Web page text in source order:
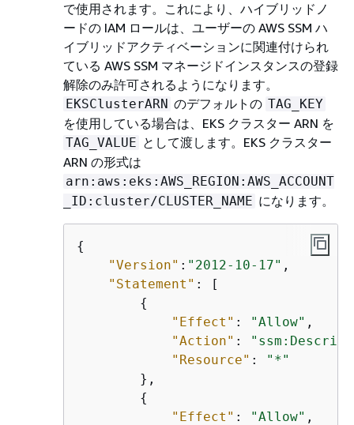
で使用されます。これにより、ハイブリッドノ
ードの IAM ロールは、ユーザーの AWS SSM ハ
イブリッドアクティベーションに関連付けられ
ている AWS SSM マネージドインスタンスの登録
解除のみ許可されるようになります。
EKSClusterARN のデフォルトの TAG_KEY
を使用している場合は、EKS クラスター ARN を
TAG_VALUE として渡します。EKS クラスター
ARN の形式は
arn:aws:eks:AWS_REGION:AWS_ACCOUNT
_ID:cluster/CLUSTER_NAME になります。
{
"Version" : "2012-10-17" ,
"Statement" : [
{
"Effect" : "Allow" ,
"Action" :
"Resource" :
"*"
        },
{
"Effect" : "Allow" ,